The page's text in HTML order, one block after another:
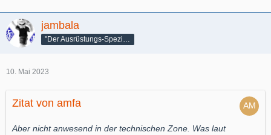
jambala
10. Mai 2023
Zitat von amfa
Aber nicht anwesend in der technischen Zone. Was laut